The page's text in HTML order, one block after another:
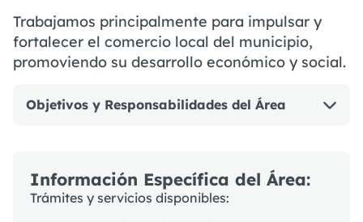
Trabajamos principalmente para impulsar y
fortalecer el comercio local del municipio,
promoviendo su desarrollo económico y social.
Objetivos y Responsabilidades del Área
Información Específica del Área:
Trámites y servicios disponibles: